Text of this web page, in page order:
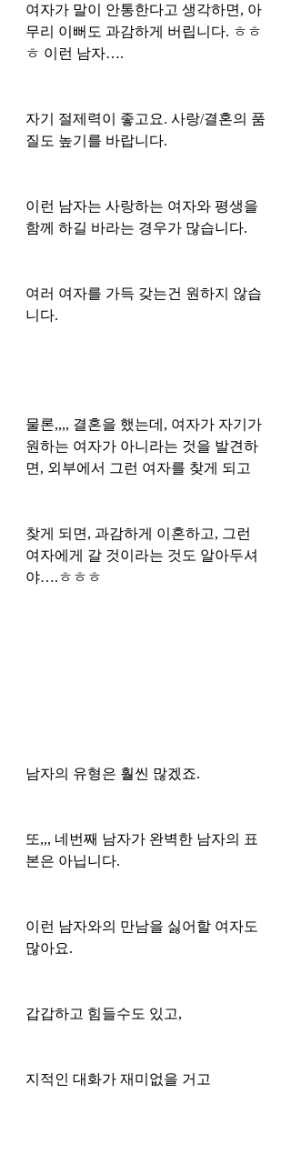
여자가 말이 안통한다고 생각하면, 아
무리 이뻐도 과감하게 버립니다. ㅎㅎ
ㅎ 이런 남자….
자기 절제력이 좋고요. 사랑/결혼의 품
질도 높기를 바랍니다.
이런 남자는 사랑하는 여자와 평생을
함께 하길 바라는 경우가 많습니다.
여러 여자를 가득 갖는건 원하지 않습
니다.
물론,,,, 결혼을 했는데, 여자가 자기가
원하는 여자가 아니라는 것을 발견하
면, 외부에서 그런 여자를 찾게 되고
찾게 되면, 과감하게 이혼하고, 그런
여자에게 갈 것이라는 것도 알아두셔
야….ㅎㅎㅎ
남자의 유형은 훨씬 많겠죠.
또,,, 네번째 남자가 완벽한 남자의 표
본은 아닙니다.
이런 남자와의 만남을 싫어할 여자도
많아요.
갑갑하고 힘들수도 있고,
지적인 대화가 재미없을 거고